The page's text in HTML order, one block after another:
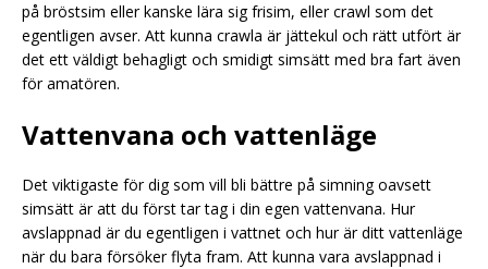
på bröstsim eller kanske lära sig frisim, eller crawl som det
egentligen avser. Att kunna crawla är jättekul och rätt utfört är
det ett väldigt behagligt och smidigt simsätt med bra fart även
för amatören.
Vattenvana och vattenläge
Det viktigaste för dig som vill bli bättre på simning oavsett
simsätt är att du först tar tag i din egen vattenvana. Hur
avslappnad är du egentligen i vattnet och hur är ditt vattenläge
när du bara försöker flyta fram. Att kunna vara avslappnad i